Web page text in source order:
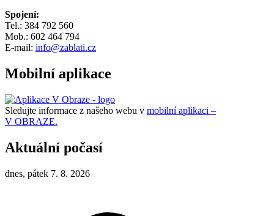
Spojení:
Tel.: 384 792 560
Mob.: 602 464 794
E-mail: info@zablati.cz
Mobilní aplikace
Sledujte informace z našeho webu v mobilní aplikaci –
V OBRAZE.
Aktuální počasí
dnes, pátek 7. 8. 2026